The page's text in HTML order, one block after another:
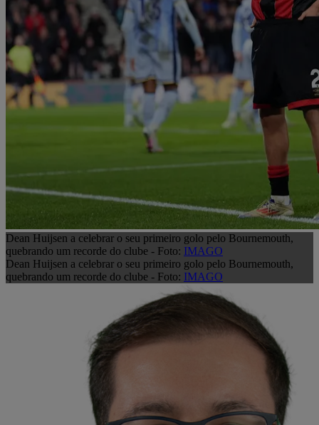
Dean Huijsen a celebrar o seu primeiro golo pelo Bournemouth,
quebrando um recorde do clube - Foto: IMAGO
Dean Huijsen a celebrar o seu primeiro golo pelo Bournemouth,
quebrando um recorde do clube - Foto: IMAGO